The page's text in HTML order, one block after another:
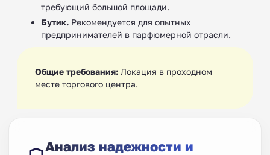
требующий большой площади.
Бутик. Рекомендуется для опытных
предпринимателей в парфюмерной отрасли.
Общие требования: Локация в проходном
месте торгового центра.
Анализ надежности и